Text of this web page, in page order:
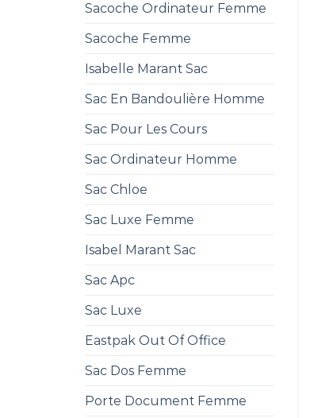
Sacoche Ordinateur Femme
Sacoche Femme
Isabelle Marant Sac
Sac En Bandoulière Homme
Sac Pour Les Cours
Sac Ordinateur Homme
Sac Chloe
Sac Luxe Femme
Isabel Marant Sac
Sac Apc
Sac Luxe
Eastpak Out Of Office
Sac Dos Femme
Porte Document Femme